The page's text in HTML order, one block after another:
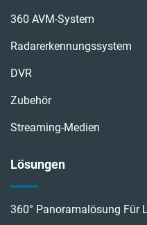
360 AVM-System
Radarerkennungssystem
DVR
Zubehör
Streaming-Medien
Lösungen
360° Panoramalösung Für